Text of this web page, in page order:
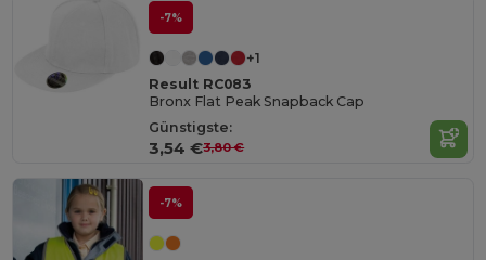
-7%
+1
Result RC083
Bronx Flat Peak Snapback Cap
Günstigste:
3,54 €3,80 €
-7%